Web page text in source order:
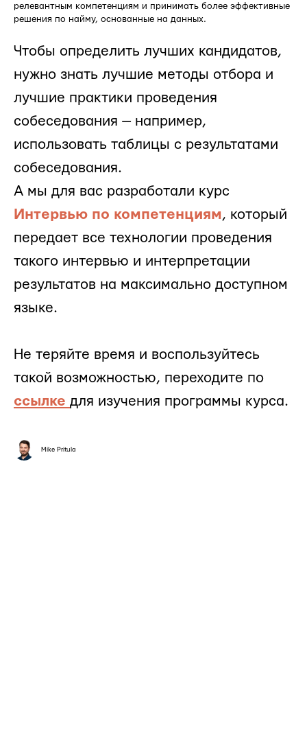
релевантным компетенциям и принимать более эффективные
решения по найму, основанные на данных.
Чтобы определить лучших кандидатов,
нужно знать лучшие методы отбора и
лучшие практики проведения
собеседования — например,
использовать таблицы с результатами
собеседования.
А мы для вас разработали курс
Интервью по компетенциям, который
передает все технологии проведения
такого интервью и интерпретации
результатов на максимально доступном
языке.
Не теряйте время и воспользуйтесь
такой возможностью, переходите по
ссылке для изучения программы курса.
Mike Pritula